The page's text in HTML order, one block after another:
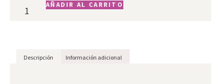
AÑADIR AL CARRITO
Descripción Información adicional